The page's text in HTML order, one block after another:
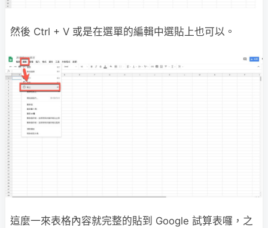
然後 Ctrl + V 或是在選單的編輯中選貼上也可以。
這麼一來表格內容就完整的貼到 Google 試算表囉，之